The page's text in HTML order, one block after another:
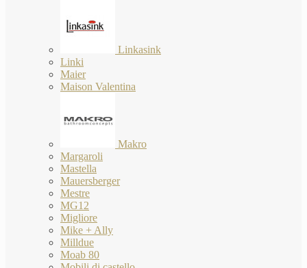
Linkasink
Linki
Maier
Maison Valentina
Makro
Margaroli
Mastella
Mauersberger
Mestre
MG12
Migliore
Mike + Ally
Milldue
Moab 80